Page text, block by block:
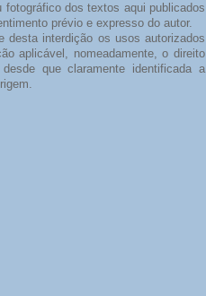
fotográfico dos textos aqui publicados
prévio e expresso do autor.
desta interdição os usos autorizados
aplicável, nomeadamente, o direito
que claramente identificada a